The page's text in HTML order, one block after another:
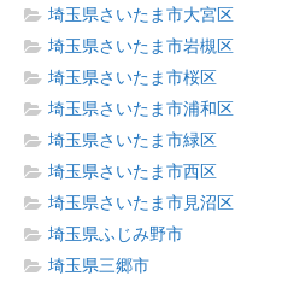
埼玉県さいたま市大宮区
埼玉県さいたま市岩槻区
埼玉県さいたま市桜区
埼玉県さいたま市浦和区
埼玉県さいたま市緑区
埼玉県さいたま市西区
埼玉県さいたま市見沼区
埼玉県ふじみ野市
埼玉県三郷市